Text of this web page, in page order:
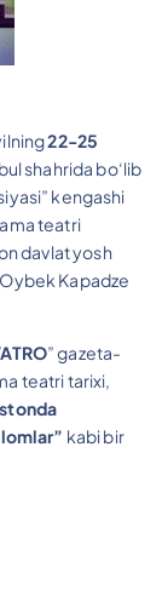
22-25
shahrida bo‘lib
kengashi
teatri
davlat yosh
Kapadze
” gazeta-
teatri tarixi,
kabi bir